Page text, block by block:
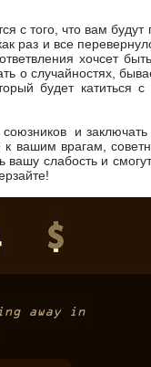
того, что вам будут
раз и все
хочсет
о случайностях,
будет катиться
и
вашим врагам,
вашу слабость и